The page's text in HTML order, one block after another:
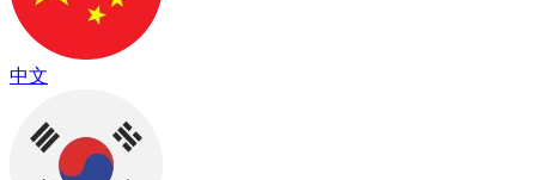
中文